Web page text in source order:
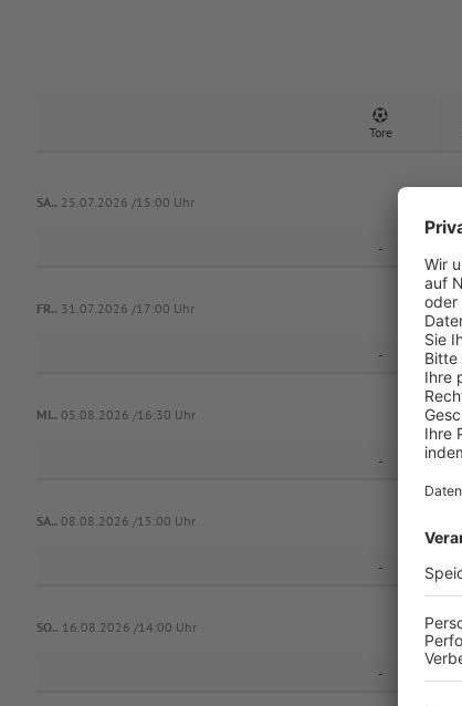
Tore
SA.. 25.07.2026 /15:00 Uhr
-
FR.. 31.07.2026 /17:00 Uhr
-
MI.. 05.08.2026 /16:30 Uhr
-
SA.. 08.08.2026 /15:00 Uhr
-
SO.. 16.08.2026 /14:00 Uhr
-